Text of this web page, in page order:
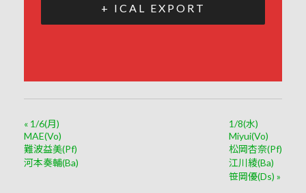
+ ICAL EXPORT
« 1/6(月)
MAE(Vo)
難波益美(Pf)
河本奏輔(Ba)
1/8(水)
Miyui(Vo)
松岡杏奈(Pf)
江川綾(Ba)
笹岡優(Ds) »